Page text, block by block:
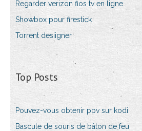
Regarder verizon fios tv en ligne
Showbox pour firestick
Torrent desiigner
Top Posts
Pouvez-vous obtenir ppv sur kodi
Bascule de souris de bâton de feu